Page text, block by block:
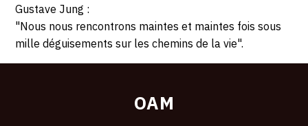
Gustave Jung :
"Nous nous rencontrons maintes et maintes fois sous
mille déguisements sur les chemins de la vie".
OAM